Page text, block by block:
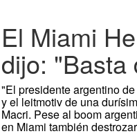
El Miami
dijo: "Basta
"El presidente argentino
y el leitmotiv de una
Macri. Pese al boom
en Miami también